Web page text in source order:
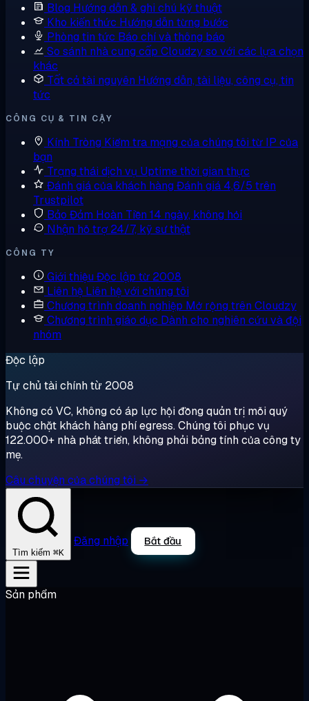
Blog Hướng dẫn & ghi chú kỹ thuật
Kho kiến thức Hướng dẫn từng bước
Phòng tin tức Báo chí và thông báo
So sánh nhà cung cấp Cloudzy so với các lựa chọn
khác
Tất cả tài nguyên Hướng dẫn, tài liệu, công cụ, tin
tức
CÔNG CỤ & TIN CẬY
Kính Tròng Kiểm tra mạng của chúng tôi từ IP của
bạn
Trạng thái dịch vụ Uptime thời gian thực
Đánh giá của khách hàng Đánh giá 4,6/5 trên
Trustpilot
Bảo Đảm Hoàn Tiền 14 ngày, không hỏi
Nhận hỗ trợ 24/7, kỹ sư thật
CÔNG TY
Giới thiệu Độc lập từ 2008
Liên hệ Liên hệ với chúng tôi
Chương trình doanh nghiệp Mở rộng trên Cloudzy
Chương trình giáo dục Dành cho nghiên cứu và đội
nhóm
Độc lập
Tự chủ tài chính từ 2008
Không có VC, không có áp lực hội đồng quản trị mỗi quý
buộc chặt khách hàng phí egress. Chúng tôi phục vụ
122.000+ nhà phát triển, không phải bảng tính của công ty
mẹ.
Câu chuyện của chúng tôi →
Tìm kiếm ⌘K
Đăng nhập Bắt đầu
Sản phẩm